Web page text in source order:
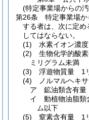
(特定事業場からの
第26条
特定事業場
する者は、次に定め
してはならない。
(1)
水素イオン濃
(2)
生物化学的酸
ミリグラム未満
(3)
浮遊物質量 1
(4)
ノルマルヘキ
ア
鉱油類含有
イ
動植物油脂
ム以下
(5)
窒素含有量 1